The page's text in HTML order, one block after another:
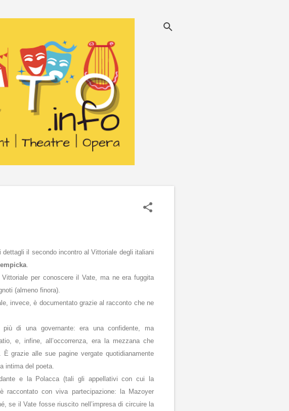
il secondo incontro al Vittoriale degli italiani
per conoscere il Vate, ma ne era fuggita
(almeno finora).
invece, è documentato grazie al racconto che ne
più di una governante: era una confidente, ma
e, infine, all’occorrenza, era la mezzana che
grazie alle sue pagine vergate quotidianamente
intima del poeta.
e la Polacca (tali gli appellativi con cui la
raccontato con viva partecipazione: la Mazoyer
se il Vate fosse riuscito nell’impresa di circuire la